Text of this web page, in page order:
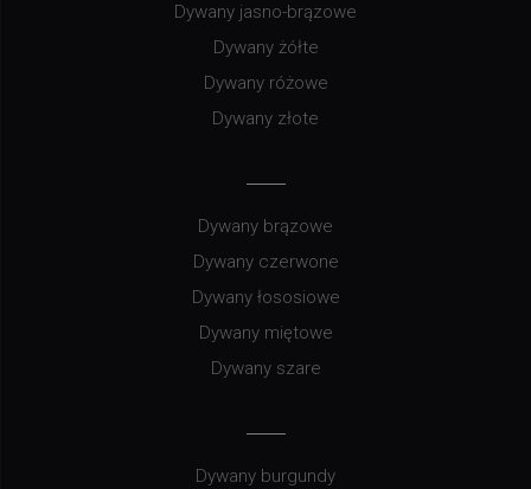
Dywany jasno-brązowe
Dywany żółte
Dywany różowe
Dywany złote
Dywany brązowe
Dywany czerwone
Dywany łososiowe
Dywany miętowe
Dywany szare
Dywany burgundy